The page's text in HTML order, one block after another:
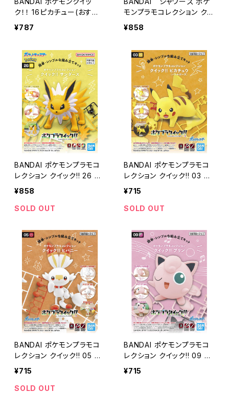
ク！！ 16ピカチュー(おすわ
りポーズ)
¥787
モンプラモコレクション クイ
ック!! No.27「ポケットモン
¥858
BANDAI ポケモンプラモコ
レクション クイック!! 26 サ
ンダース
¥858
SOLD OUT
BANDAI ポケモンプラモコ
レクション クイック!! 03 ピ
カチュウ (バトルポーズ)
¥715
SOLD OUT
BANDAI ポケモンプラモコ
レクション クイック!! 05 ヒ
バニー
¥715
SOLD OUT
BANDAI ポケモンプラモコ
レクション クイック!! 09 プ
リン
¥715